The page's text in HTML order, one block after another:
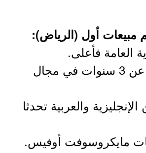
العامة فأعلى.
- خبرة لا تقل عن 3 سنوات في مجال
والعربية تحدثا
مايكروسوفت أوفيس.